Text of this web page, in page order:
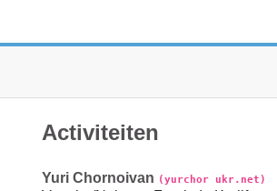
Activiteiten
Yuri Chornoivan (yurchor ukr.net)